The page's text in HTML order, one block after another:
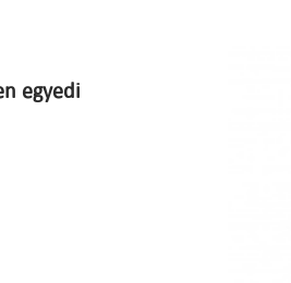
egyedi